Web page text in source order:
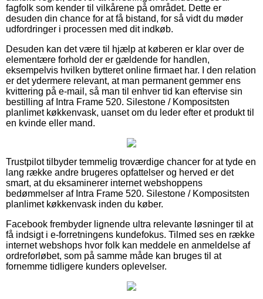
fagfolk som kender til vilkårene på området. Dette er
desuden din chance for at få bistand, for så vidt du møder
udfordringer i processen med dit indkøb.
Desuden kan det være til hjælp at køberen er klar over de
elementære forhold der er gældende for handlen,
eksempelvis hvilken bytteret online firmaet har. I den relation
er det ydermere relevant, at man permanent gemmer ens
kvittering på e-mail, så man til enhver tid kan eftervise sin
bestilling af Intra Frame 520. Silestone / Kompositsten
planlimet køkkenvask, uanset om du leder efter et produkt til
en kvinde eller mand.
Trustpilot tilbyder temmelig troværdige chancer for at tyde en
lang række andre brugeres opfattelser og herved er det
smart, at du eksaminerer internet webshoppens
bedømmelser af Intra Frame 520. Silestone / Kompositsten
planlimet køkkenvask inden du køber.
Facebook frembyder lignende ultra relevante løsninger til at
få indsigt i e-forretningens kundefokus. Tilmed ses en række
internet webshops hvor folk kan meddele en anmeldelse af
ordreforløbet, som på samme måde kan bruges til at
fornemme tidligere kunders oplevelser.